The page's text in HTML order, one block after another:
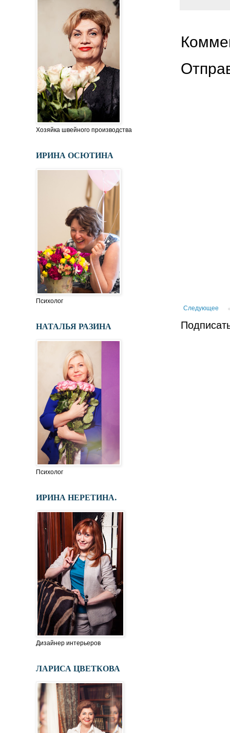
Следующее
Хозяйка швейного производства
ИРИНА ОСЮТИНА
Психолог
НАТАЛЬЯ РАЗИНА
Психолог
ИРИНА НЕРЕТИНА.
Дизайнер интерьеров
ЛАРИСА ЦВЕТКОВА